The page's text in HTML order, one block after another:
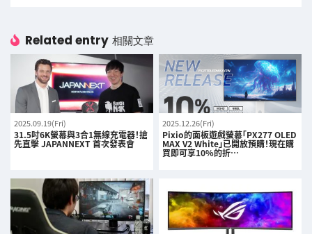
Related entry 相關文章
2025.09.19(Fri)
31.5吋6K螢幕與3合1無線充電器！搶
先直擊 JAPANNEXT 首次發表會
2025.12.26(Fri)
Pixio的面板遊戲螢幕「PX277 OLED
MAX V2 White」已開放預購！現在購
買即可享10%的折…